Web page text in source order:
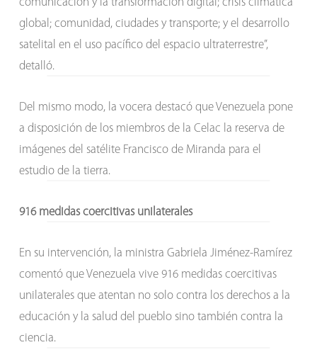
global; comunidad, ciudades y transporte; y el desarrollo
satelital en el uso pacífico del espacio ultraterrestre”,
detalló.
Del mismo modo, la vocera destacó que Venezuela pone
a disposición de los miembros de la Celac la reserva de
imágenes del satélite Francisco de Miranda para el
estudio de la tierra.
916 medidas coercitivas unilaterales
En su intervención, la ministra Gabriela Jiménez-Ramírez
comentó que Venezuela vive 916 medidas coercitivas
unilaterales que atentan no solo contra los derechos a la
educación y la salud del pueblo sino también contra la
ciencia.